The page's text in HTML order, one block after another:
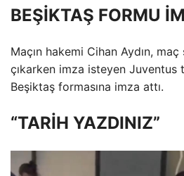
BEŞİKTAŞ FORMU
Maçın hakemi Cihan Aydın,
çıkarken imza isteyen Juventus
Beşiktaş formasına imza attı.
“TARİH YAZDINIZ”